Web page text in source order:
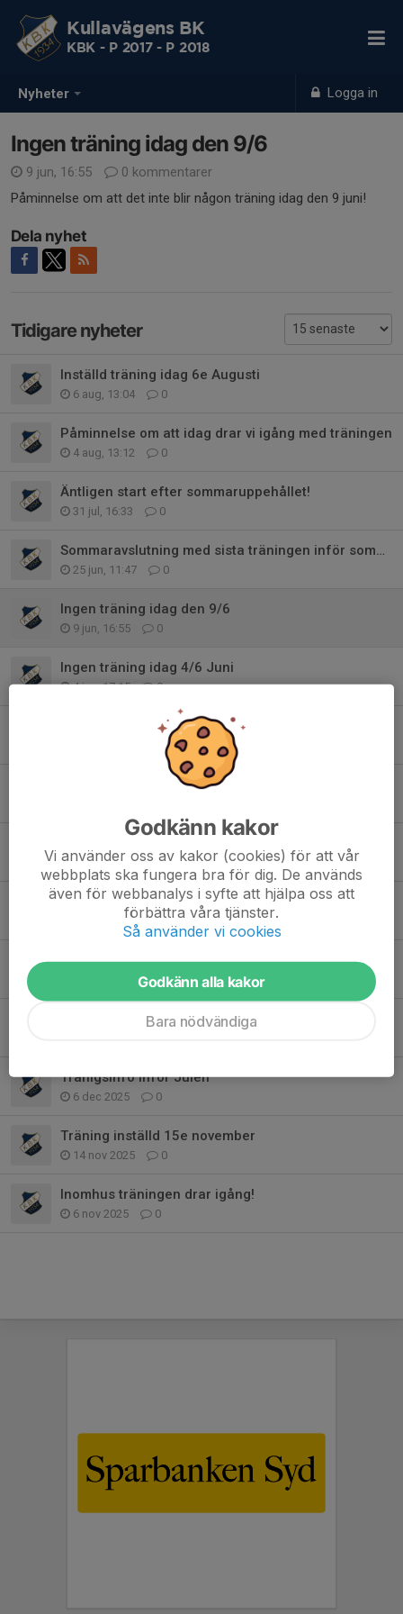
Nyheter Logga in
Kullavägens BK
KBK - P 2017 - P 2018
Ingen träning idag den 9/6
9 jun, 16:55
0 kommentarer
Påminnelse om att det inte blir någon träning idag den 9 juni!
Dela nyhet
Tidigare nyheter
Inställd träning idag 6e Augusti
6 aug, 13:04 0
Påminnelse om att idag drar vi igång med träningen
4 aug, 13:12 0
Äntligen start efter sommaruppehållet!
31 jul, 16:33 0
Sommaravslutning med sista träningen inför sommaruppehåll
25 jun, 11:47 0
Ingen träning idag den 9/6
9 jun, 16:55 0
Ingen träning idag 4/6 Juni
4 jun, 17:15 0
Ingen träning på gräs ännu
0
Träning inställd 21/3
14 mar, 10:10 0
25 feb, 11:03 0
Ingen träning på lördag 21/2
18 feb, 08:12 0
Sista träningen för året!
Tränigsinfo inför Julen
6 dec 2025 0
Träning inställd 15e november
14 nov 2025 0
Inomhus träningen drar igång!
6 nov 2025 0
Godkänn kakor
Vi använder oss av kakor (cookies) för att vår
webbplats ska fungera bra för dig. De används
även för webbanalys i syfte att hjälpa oss att
förbättra våra tjänster.
Så använder vi cookies
Godkänn alla kakor
Bara nödvändiga